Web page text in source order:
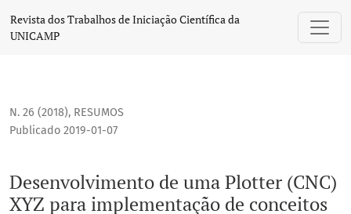
Desenvolvimento de uma Plotter (CNC) XYZ para
Revista dos Trabalhos de Iniciação Científica da
UNICAMP
N. 26 (2018), RESUMOS
Desenvolvimento de uma Plotter (CNC)
XYZ para implementação de conceitos
Publicado 2019-01-07